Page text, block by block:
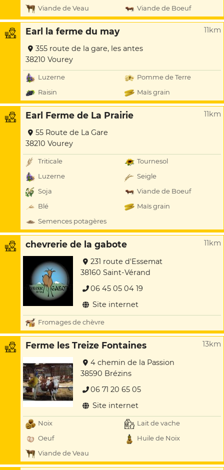
Viande de Veau
Viande de Boeuf
Earl la ferme du may 11km
355 route de la gare, les antes
38210 Vourey
Luzerne
Pomme de Terre
Raisin
Maïs grain
Earl Ferme de La Prairie 11km
55 Route de La Gare
38210 Vourey
Triticale
Tournesol
Luzerne
Seigle
Soja
Viande de Boeuf
Blé
Maïs grain
Semences potagères
chevrerie de la gabote 11km
231 route d'Essemat
38160 Saint-Vérand
06 45 05 04 19
Site internet
Fromages de chèvre
Ferme les Treize Fontaines 13km
4 chemin de la Passion
38590 Brézins
06 71 20 65 05
Site internet
Noix
Lait de vache
Oeuf
Huile de Noix
Viande de Veau